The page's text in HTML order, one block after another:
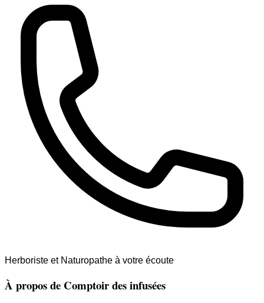
Herboriste et Naturopathe à votre écoute
À propos de Comptoir des infusées